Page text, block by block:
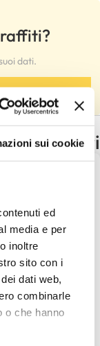
sui cookie
ed
media e per
inoltre
sito con i
dati web,
combinarle
o che hanno
dati.
criteri